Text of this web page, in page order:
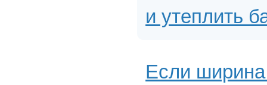
и утеплить
Если